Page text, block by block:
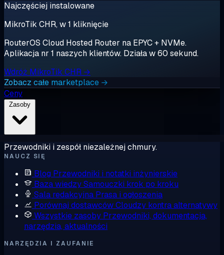
Najczęściej instalowane
MikroTik CHR, w 1 kliknięcie
RouterOS Cloud Hosted Router na EPYC + NVMe.
Aplikacja nr 1 naszych klientów. Działa w 60 sekund.
Wdróż MikroTik CHR →
Zobacz całe marketplace →
Ceny
Przewodniki i zespół niezależnej chmury.
NAUCZ SIĘ
Blog Przewodniki i notatki inżynierskie
Baza wiedzySamouczki krok po kroku
Sala redakcyjna Prasa i ogłoszenia
Porównaj dostawcówCloudzy kontra alternatywy
Wszystkie zasoby Przewodniki, dokumentacja,
narzędzia, aktualności
NARZĘDZIA I ZAUFANIE